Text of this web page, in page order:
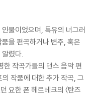
물이었으며, 특유의 너그러
을 편곡하거나 변주, 혹은
렸다.
한 작곡가들의 댄스 음악 편
작품에 대한 추가 작곡, 그
요한 폰 헤르베크의 〈탄즈